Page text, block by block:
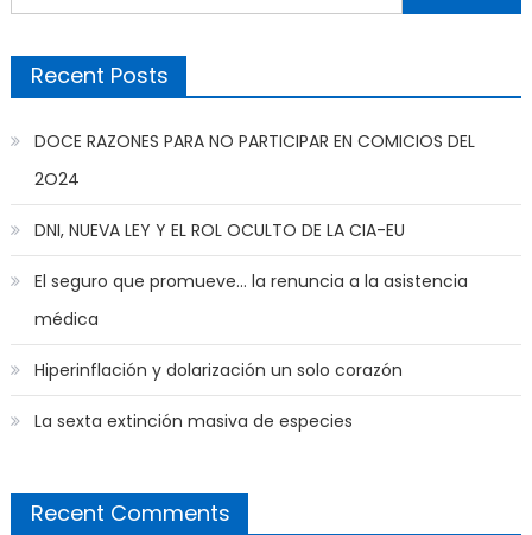
for:
Recent Posts
DOCE RAZONES PARA NO PARTICIPAR EN COMICIOS DEL
2O24
DNI, NUEVA LEY Y EL ROL OCULTO DE LA CIA-EU
El seguro que promueve… la renuncia a la asistencia
médica
Hiperinflación y dolarización un solo corazón
La sexta extinción masiva de especies
Recent Comments